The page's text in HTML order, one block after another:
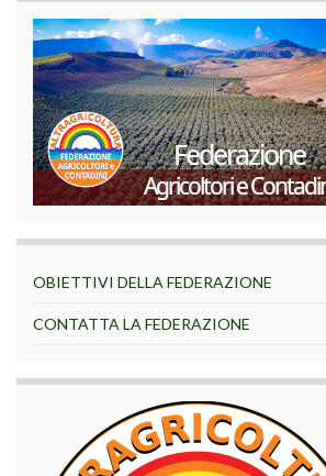
OBIETTIVI DELLA FEDERAZIONE
CONTATTA LA FEDERAZIONE